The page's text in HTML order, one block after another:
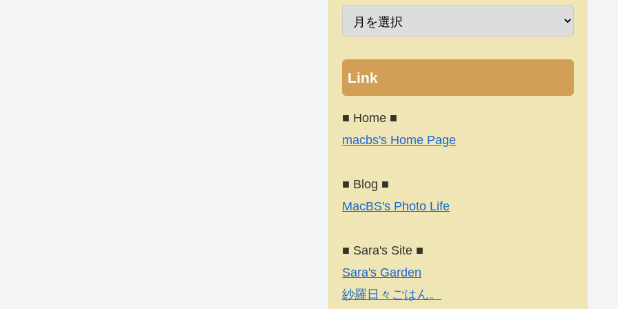
Link
■ Home ■
macbs's Home Page
■ Blog ■
MacBS's Photo Life
■ Sara's Site ■
Sara's Garden
紗羅日々ごはん。